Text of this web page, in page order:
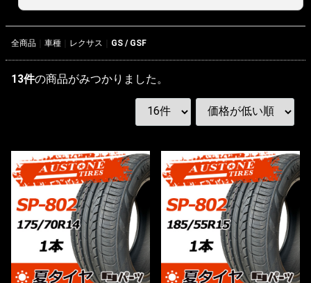
全商品 車種 レクサス GS / GSF
13件の商品がみつかりました。